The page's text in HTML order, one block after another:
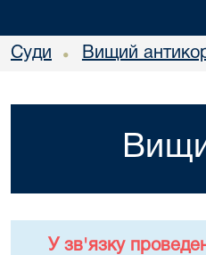
Суди • Вищий
У зв'язку